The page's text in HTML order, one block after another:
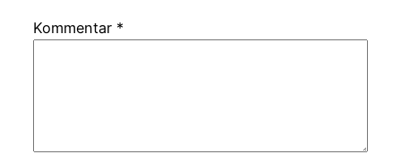
Kommentar *